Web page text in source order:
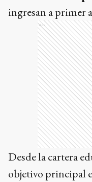
ingresan a primer
Ads
Desde la cartera
objetivo principal